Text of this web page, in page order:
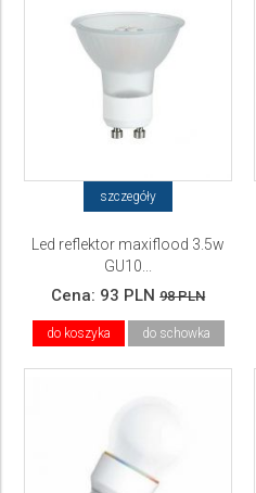
szczegóły
Led reflektor maxiflood 3.5w
GU10...
Cena: 93 PLN 98 PLN
do koszyka do schowka